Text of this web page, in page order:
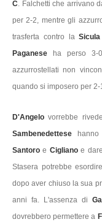
C. Falchetti che arrivano
per 2-2, mentre gli
trasferta contro la
Paganese
ha perso
azzurrostellati non
quando si imposero per 2-
D'Angelovorrebbe
Sambenedettese
Santoroe Ciglianoe
Stasera potrebbe
dopo aver chiuso la sua
anni fa. L'assenza di
dovrebbero permettere a